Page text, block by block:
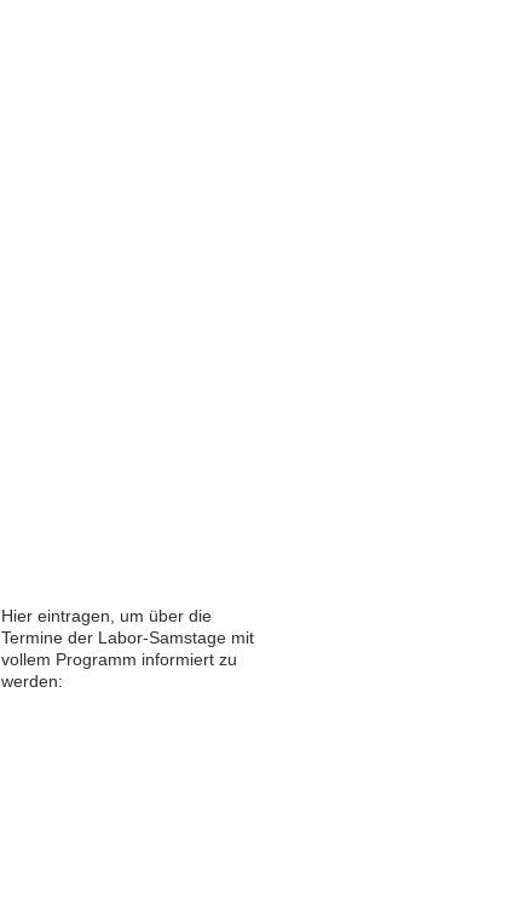
Hier eintragen, um über die
Termine der Labor-Samstage mit
vollem Programm informiert zu
werden: